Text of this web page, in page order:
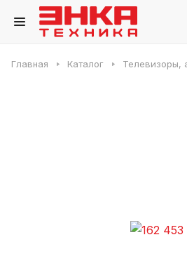
Главная Каталог Телевизоры,